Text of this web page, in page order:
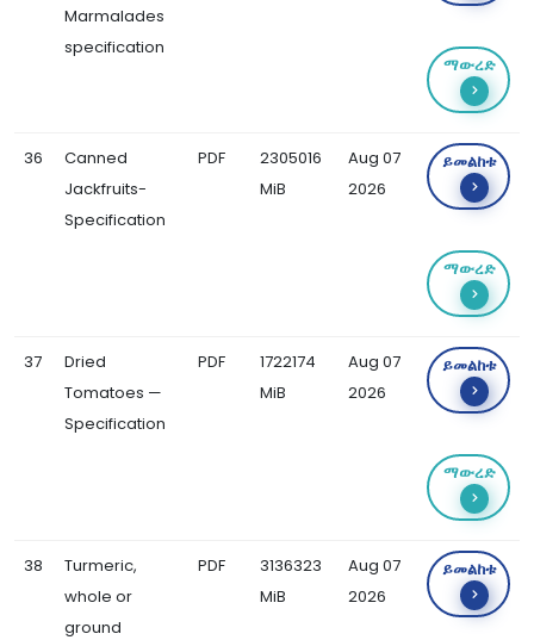
Marmalades
specification
ማውረድ
36
Canned
Jackfruits-
Specification
PDF
2305016
MiB
Aug 07
2026
ይመልከቱ
ማውረድ
37
Dried
Tomatoes —
Specification
PDF
1722174
MiB
Aug 07
2026
ይመልከቱ
ማውረድ
38
Turmeric,
whole or
ground
PDF
3136323
MiB
Aug 07
2026
ይመልከቱ